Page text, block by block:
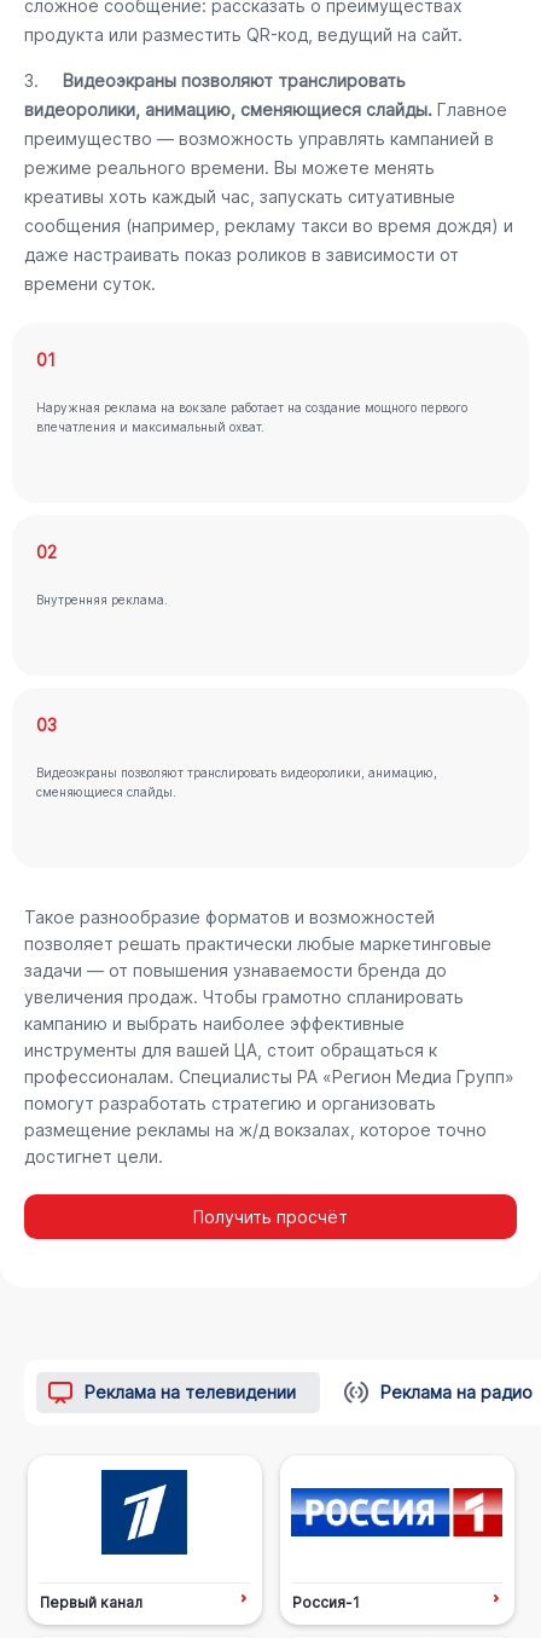
сложное сообщение: рассказать о преимуществах
продукта или разместить QR-код, ведущий на сайт.
3. Видеоэкраны позволяют транслировать
видеоролики, анимацию, сменяющиеся слайды. Главное
преимущество — возможность управлять кампанией в
режиме реального времени. Вы можете менять
креативы хоть каждый час, запускать ситуативные
сообщения (например, рекламу такси во время дождя) и
даже настраивать показ роликов в зависимости от
времени суток.
01
Наружная реклама на вокзале работает на создание мощного первого
впечатления и максимальный охват.
02
Внутренняя реклама.
03
Видеоэкраны позволяют транслировать видеоролики, анимацию,
сменяющиеся слайды.
Такое разнообразие форматов и возможностей
позволяет решать практически любые маркетинговые
задачи — от повышения узнаваемости бренда до
увеличения продаж. Чтобы грамотно спланировать
кампанию и выбрать наиболее эффективные
инструменты для вашей ЦА, стоит обращаться к
профессионалам. Специалисты РА «Регион Медиа Групп»
помогут разработать стратегию и организовать
размещение рекламы на ж/д вокзалах, которое точно
достигнет цели.
Получить просчёт
Реклама на телевидении Реклама на радио
Первый канал Россия-1